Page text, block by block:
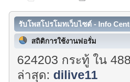
รับโพสโปรโมทเว็บไซต์ - Info
สถิติการใช้งานฟอรั่ม
624203 กระทู้ ใน
ล่าสุด: dilive11